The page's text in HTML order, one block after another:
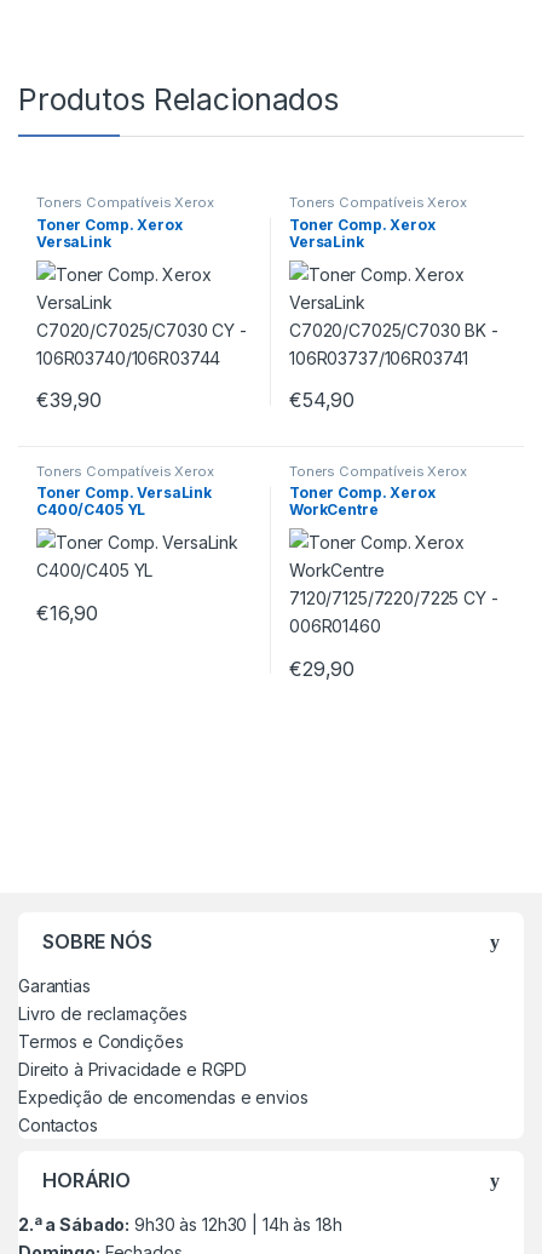
Produtos Relacionados
Toners Compatíveis Xerox
Toner Comp. Xerox
VersaLink
C7020/C7025/C7030 CY –
106R03740/106R03744
€39,90
Toners Compatíveis Xerox
Toner Comp. Xerox
VersaLink
C7020/C7025/C7030 BK –
106R03737/106R03741
€54,90
Toners Compatíveis Xerox
Toner Comp. VersaLink
C400/C405 YL
€16,90
Toners Compatíveis Xerox
Toner Comp. Xerox
WorkCentre
7120/7125/7220/7225 CY –
006R01460
€29,90
SOBRE NÓS
Garantias
Livro de reclamações
Termos e Condições
Direito à Privacidade e RGPD
Expedição de encomendas e envios
Contactos
HORÁRIO
2.ª a Sábado: 9h30 às 12h30 | 14h às 18h